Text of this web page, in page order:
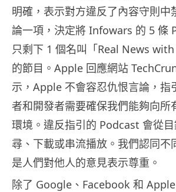
明確，表示對方違反了內容守則中
論一項，決定將 Infowars 的 5 條
只剩下 1 個名叫「Real News with
的節目。Apple 回應網站
示，Apple 不會容忍仇恨言論，指
者和開發者需要確保我們能夠向所
環境。違反指引的 Podcast 會從
尋、下載或串流播放。我們認同不
是人們對他人的意見表示尊重。
除了 Google、Facebook 和